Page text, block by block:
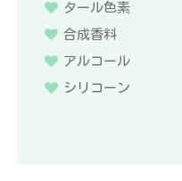
タール色素
合成香料
アルコール
シリコーン